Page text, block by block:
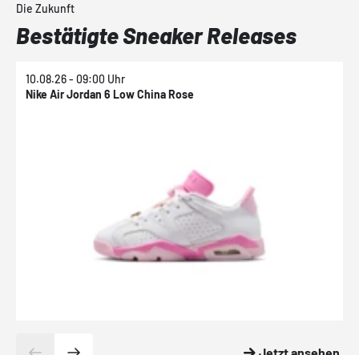
Die Zukunft
Bestätigte Sneaker Releases
10.08.26 - 09:00 Uhr
Nike Air Jordan 6 Low China Rose